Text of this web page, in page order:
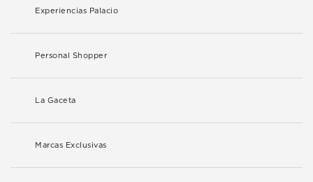
Experiencias Palacio
Personal Shopper
La Gaceta
Marcas Exclusivas